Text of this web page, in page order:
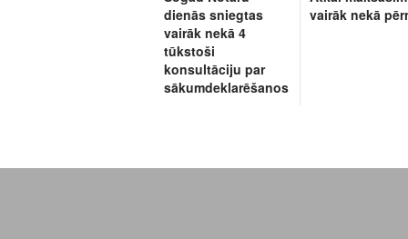
dienās sniegtas
vairāk nekā 4
tūkstoši
konsultāciju par
sākumdeklarēšanos
vairāk nekā